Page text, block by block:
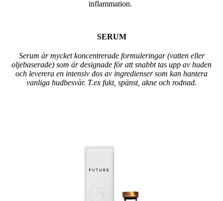
inflammation.
SERUM
Serum är mycket koncentrerade formuleringar (vatten eller
oljebaserade) som är designade för att snabbt tas upp av huden
och leverera en intensiv dos av ingredienser som kan hantera
vanliga hudbesvär. T.ex fukt, spänst, akne och rodnad.